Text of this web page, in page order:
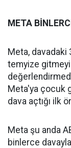
META
Meta, davadaki
temyize gitmeyi
Meta'ya çocuk
dava açtığı ilk
Meta şu anda
binlerce